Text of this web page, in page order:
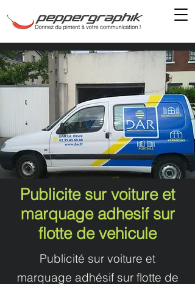
Publicite sur voiture et
marquage adhesif sur
flotte de vehicule
Publicité sur voiture et
marquage adhésif sur flotte de